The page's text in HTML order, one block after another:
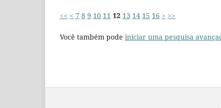
<< < 7 8 9 10 11 12 13 14 15 16 > >>
Você também pode iniciar uma pesquisa